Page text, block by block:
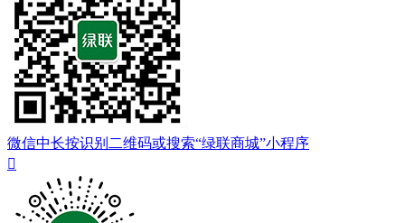
微信中长按识别二维码或搜索“绿联商城”小程序
